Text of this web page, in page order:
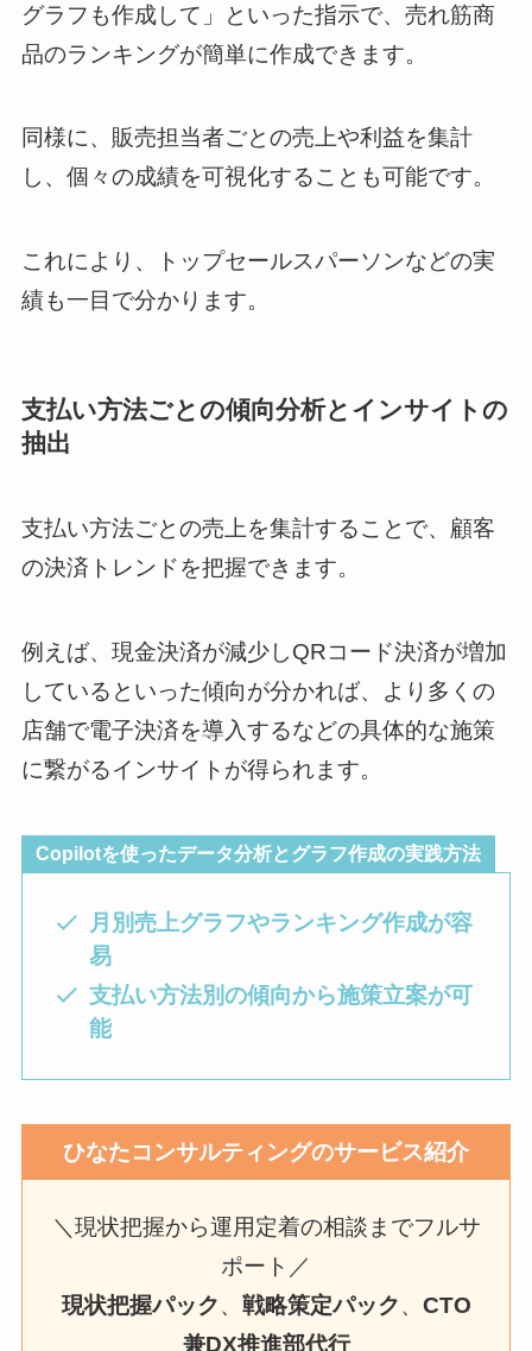
グラフも作成して」といった指示で、売れ筋商
品のランキングが簡単に作成できます。
同様に、販売担当者ごとの売上や利益を集計
し、個々の成績を可視化することも可能です。
これにより、トップセールスパーソンなどの実
績も一目で分かります。
支払い方法ごとの傾向分析とインサイトの
抽出
支払い方法ごとの売上を集計することで、顧客
の決済トレンドを把握できます。
例えば、現金決済が減少しQRコード決済が増加
しているといった傾向が分かれば、より多くの
店舗で電子決済を導入するなどの具体的な施策
に繋がるインサイトが得られます。
Copilotを使ったデータ分析とグラフ作成の実践方法
月別売上グラフやランキング作成が容
易
支払い方法別の傾向から施策立案が可
能
ひなたコンサルティングのサービス紹介
＼現状把握から運用定着の相談までフルサ
ポート／
現状把握パック、 戦略策定パック、 CTO
兼DX推進部代行